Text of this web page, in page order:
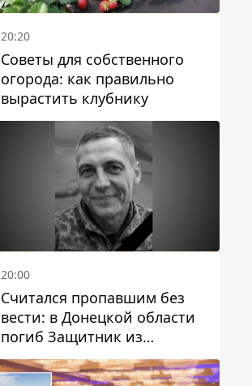
20:20
Советы для собственного
огорода: как правильно
вырастить клубнику
20:00
Считался пропавшим без
вести: в Донецкой области
погиб Защитник из
Каменского Антон
Красовский